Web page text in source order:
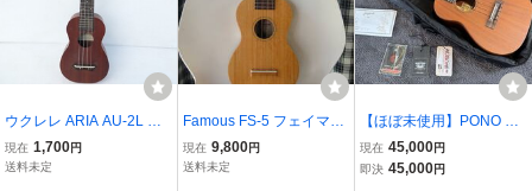
ウクレレ ARIA AU-2L 弦
楽器 ハワイ 楽器 4弦 全長
約58cm ソプラノ ロング
現在 1,700円
送料未定
Famous FS-5 フェイマ
ス ウクレレ
現在 9,800円
送料未定
【ほぼ未使用】PONO MT
C TENOR UKULELE CUT
AWAY Mahogany Series
現在 45,000円
即決 45,000円